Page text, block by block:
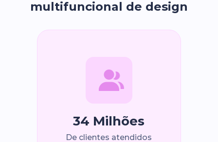
multifuncional de design
34 Milhões
De clientes atendidos